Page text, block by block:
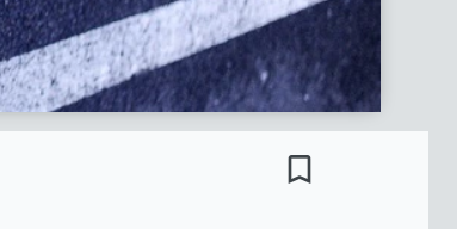
bookmark_border